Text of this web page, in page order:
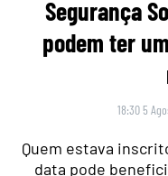
Segurança
podem ter
18:30 5
Quem estava
data pode